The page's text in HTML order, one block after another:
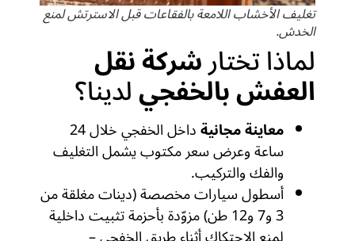
تغليف الأخشاب اللامعة بالفقاعات قبل الاسترتش لمنع
الخدش.
لماذا تختارشركة نقل
العفش بالخفجيلدينا؟
معاينة مجانية داخل الخفجي خلال 24
ساعة وعرض سعر مكتوب يشمل التغليف
والفك والتركيب.
أسطول سيارات مخصصة (دينات مغلقة من
3 و7 و12 طن) مزوّدة بأحزمة تثبيت داخلية